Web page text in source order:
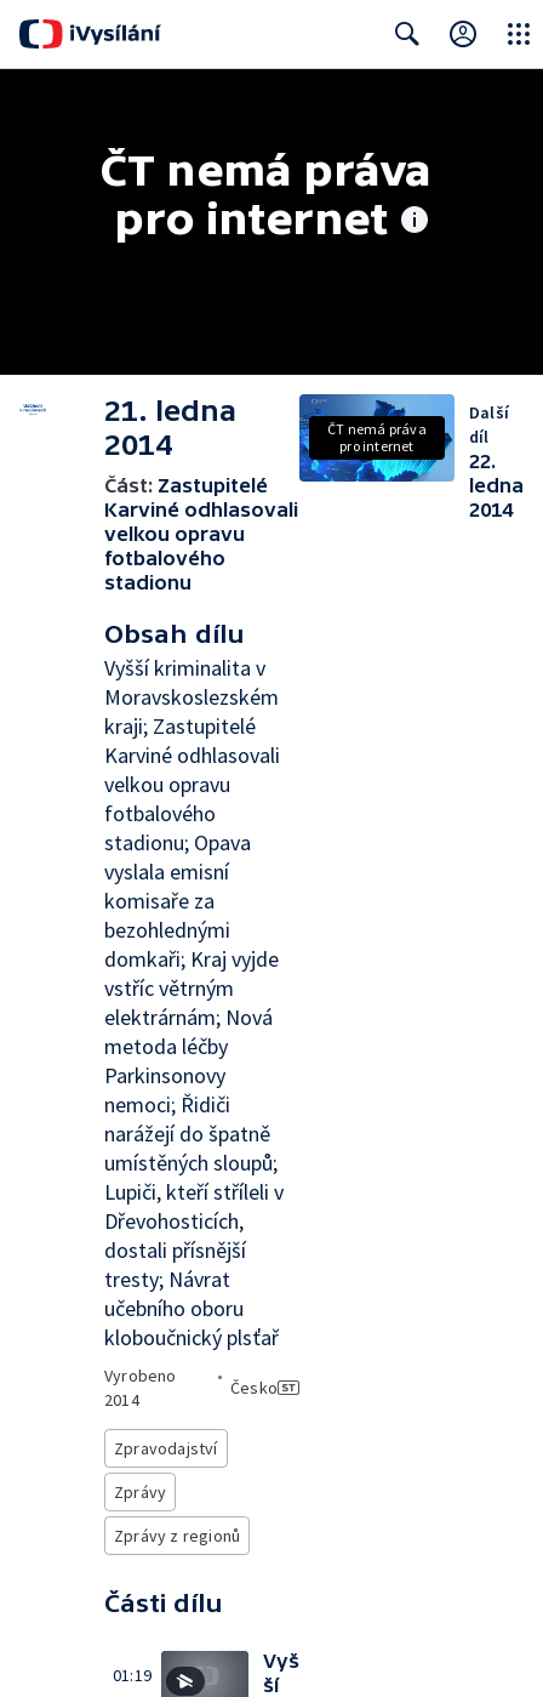
ČT nemá práva
pro internet
21. ledna
2014
Část: Zastupitelé
Karviné odhlasovali
velkou opravu
fotbalového
stadionu
Obsah dílu
Vyšší kriminalita v
Moravskoslezském
kraji; Zastupitelé
Karviné odhlasovali
velkou opravu
fotbalového
stadionu; Opava
vyslala emisní
komisaře za
bezohlednými
domkaři; Kraj vyjde
vstříc větrným
elektrárnám; Nová
metoda léčby
Parkinsonovy
nemoci; Řidiči
narážejí do špatně
umístěných sloupů;
Lupiči, kteří stříleli v
Dřevohosticích,
dostali přísnější
tresty; Návrat
učebního oboru
kloboučnický plsťař
Vyrobeno
2014
•
Česko
Zpravodajství
Zprávy
Zprávy z regionů
Části dílu
01:19
Vyš
ší
ČT nemá práva
pro internet
Další
díl
22.
ledna
2014